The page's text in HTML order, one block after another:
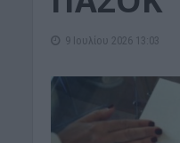
9 Ιουλίου 2026 13:03